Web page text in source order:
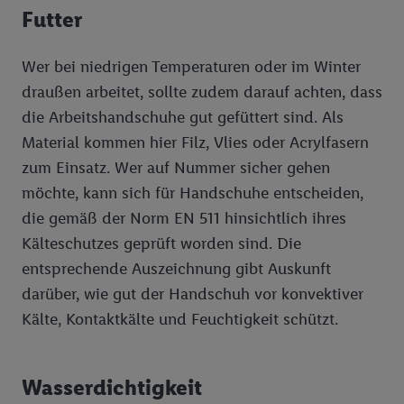
Futter
Wer bei niedrigen Temperaturen oder im Winter
draußen arbeitet, sollte zudem darauf achten, dass
die Arbeitshandschuhe gut gefüttert sind. Als
Material kommen hier Filz, Vlies oder Acrylfasern
zum Einsatz. Wer auf Nummer sicher gehen
möchte, kann sich für Handschuhe entscheiden,
die gemäß der Norm EN 511 hinsichtlich ihres
Kälteschutzes geprüft worden sind. Die
entsprechende Auszeichnung gibt Auskunft
darüber, wie gut der Handschuh vor konvektiver
Kälte, Kontaktkälte und Feuchtigkeit schützt.
Wasserdichtigkeit
Die Erstellung personalisierter Werbung basiert auf der
angereicherten Profilen. Dies umfasst die Zusammenführung
von Daten (z.B. über Ihre Nutzung der Lidl-Dienste, Ihr
Kaufverhalten in den Lidl-Diensten, Informationen aus Ihrem
Kundenkonto - z.B. Alter oder Geschlecht - sowie Ihre genauen
Standortdaten) auch über verschiedene Endgeräte und Lidl-
Dienste hinweg einschließlich dem Speichern von und/ oder
dem Zugriff auf Informationen auf Ihren Endgeräten zur
Erstellung von Zielgruppen (sogenannten Segmenten). Im
Zusammenhang mit dem Ausspielen dieser Werbung erfolgen
Verarbeitungen auch zur Leistungs-/ Erfolgsmessung der
Werbung, zur Zielgruppenforschung, zur Entwicklung von
Angeboten sowie zur technischen Sicherung und Optimierung
dieser Werbeausspielungen.
Plus-Konto einloggen, kann darüber hinaus auch Ihre dort